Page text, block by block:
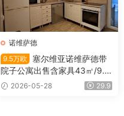
诺维萨德
9.5万欧
塞尔维亚诺维萨德带
院子公寓出售含家具43㎡/9.5
万欧2026-05-28 29.9